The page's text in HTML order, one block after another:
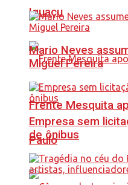
Iguaçu
Frente Mesquita
Paulo
Mario Neves
Miguel Pereira
Empresa sem
de ônibus